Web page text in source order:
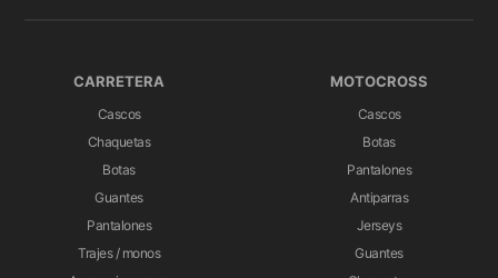
CARRETERA
Cascos
Chaquetas
Botas
Guantes
Pantalones
Trajes / monos
MOTOCROSS
Cascos
Botas
Pantalones
Antiparras
Jerseys
Guantes